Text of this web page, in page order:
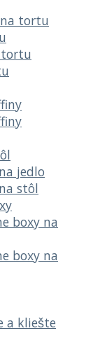
tortu
tortu
jedlo
stôl
boxy na
boxy na
a kliešte